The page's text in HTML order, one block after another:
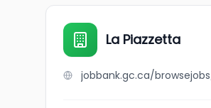
La Piazzetta